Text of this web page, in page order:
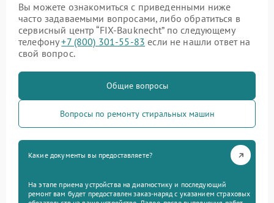
Вы можете ознакомиться с приведенными ниже
часто задаваемыми вопросами, либо обратиться в
сервисный центр “FIX-Bauknecht” по следующему
телефону+7 (800) 301-55-83 если не нашли ответ на
свой вопрос.
Общие вопросы
Вопросы по ремонту стиральных машин
Какие документы вы предоставляете?
На этапе приема устройства на диагностику и последующий
ремонт вам будет предоставлен заказ-наряд с указанием страховых